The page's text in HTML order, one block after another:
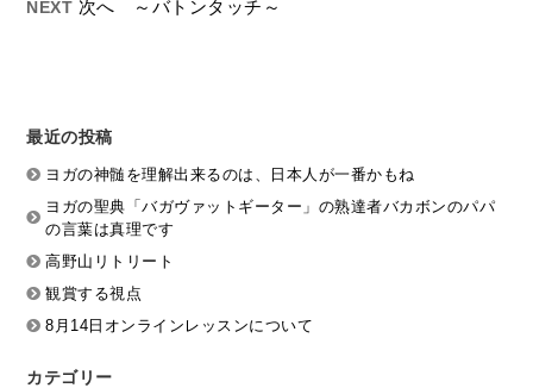
NEXT 次へ ～バトンタッチ～
最近の投稿
ヨガの神髄を理解出来るのは、日本人が一番かもね
ヨガの聖典「バガヴァットギーター」の熟達者バカボンのパパ
の言葉は真理です
高野山リトリート
観賞する視点
8月14日オンラインレッスンについて
カテゴリー